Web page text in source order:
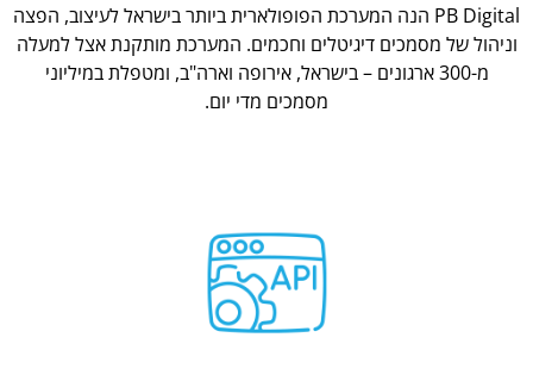
PB Digital הנה המערכת הפופולארית ביותר בישראל לעיצוב, הפצה
וניהול של מסמכים דיגיטלים וחכמים. המערכת מותקנת אצל למעלה
מ-300 ארגונים – בישראל, אירופה וארה"ב, ומטפלת במיליוני
מסמכים מדי יום.